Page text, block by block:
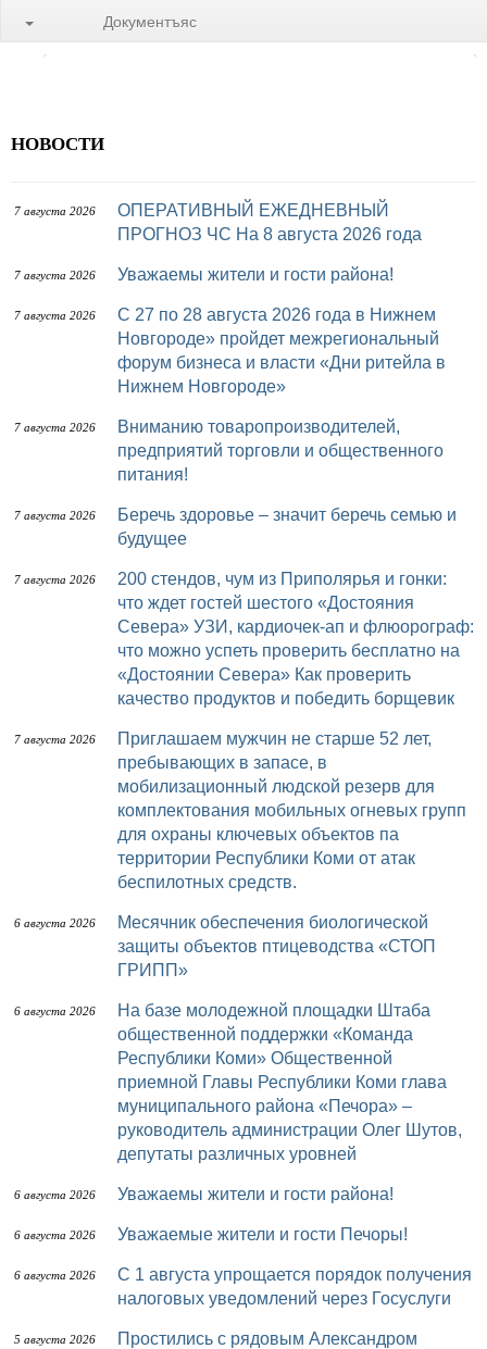
Документъяс
НОВОСТИ
7 августа 2026
ОПЕРАТИВНЫЙ ЕЖЕДНЕВНЫЙ
ПРОГНОЗ ЧС На 8 августа 2026 года
7 августа 2026 Уважаемы жители и гости района!
7 августа 2026
с 27 по 28 августа 2026 года в Нижнем
Новгороде» пройдет межрегиональный
форум бизнеса и власти «Дни ритейла в
Нижнем Новгороде»
7 августа 2026
Вниманию товаропроизводителей,
предприятий торговли и общественного
питания!
7 августа 2026
Беречь здоровье – значит беречь семью и
будущее
7 августа 2026
200 стендов, чум из Приполярья и гонки:
что ждет гостей шестого «Достояния
Севера» УЗИ, кардиочек-ап и флюорограф:
что можно успеть проверить бесплатно на
«Достоянии Севера» Как проверить
качество продуктов и победить борщевик
7 августа 2026
Приглашаем мужчин не старше 52 лет,
пребывающих в запасе, в
мобилизационный людской резерв для
комплектования мобильных огневых групп
для охраны ключевых объектов па
территории Республики Коми от атак
беспилотных средств.
6 августа 2026
Месячник обеспечения биологической
защиты объектов птицеводства «СТОП
ГРИПП»
6 августа 2026
На базе молодежной площадки Штаба
общественной поддержки «Команда
Республики Коми» Общественной
приемной Главы Республики Коми глава
муниципального района «Печора» –
руководитель администрации Олег Шутов,
депутаты различных уровней
6 августа 2026 Уважаемы жители и гости района!
6 августа 2026 Уважаемые жители и гости Печоры!
6 августа 2026
С 1 августа упрощается порядок получения
налоговых уведомлений через Госуслуги
5 августа 2026
Простились с рядовым Александром